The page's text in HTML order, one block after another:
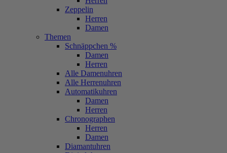
Zeppelin
Herren
Damen
Themen
Schnäppchen %
Damen
Herren
Alle Damenuhren
Alle Herrenuhren
Automatikuhren
Damen
Herren
Chronographen
Herren
Damen
Diamantuhren